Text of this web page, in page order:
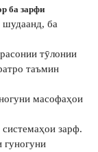
ба зарфи
шудаанд, ба
тӯлонии
таъмин
масофаҳои
зарф.
гуногуни